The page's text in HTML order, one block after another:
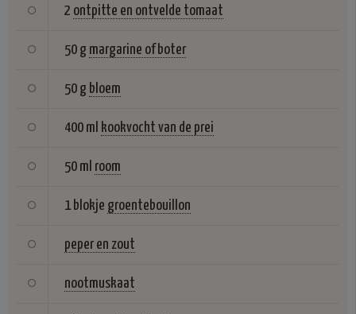
2 ontpitte en ontvelde tomaat
50 g margarine of boter
50 g bloem
400 ml kookvocht van de prei
50 ml room
1 blokje groentebouillon
peper en zout
nootmuskaat